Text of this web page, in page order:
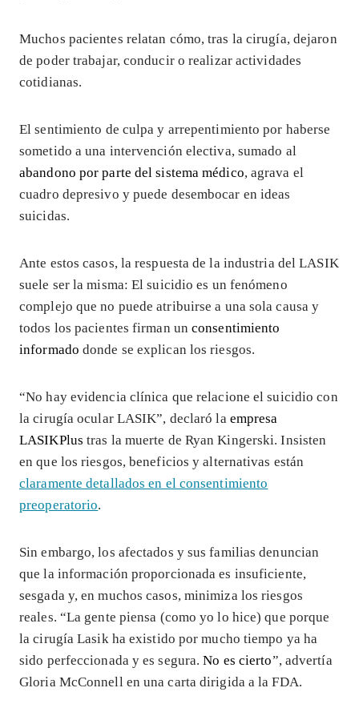
Muchos pacientes relatan cómo, tras la cirugía, dejaron
de poder trabajar, conducir o realizar actividades
cotidianas.
El sentimiento de culpa y arrepentimiento por haberse
sometido a una intervención electiva, sumado al
abandono por parte del sistema médico, agrava el
cuadro depresivo y puede desembocar en ideas
suicidas.
Ante estos casos, la respuesta de la industria del LASIK
suele ser la misma: El suicidio es un fenómeno
complejo que no puede atribuirse a una sola causa y
todos los pacientes firman unconsentimiento
informado donde se explican los riesgos.
“No hay evidencia clínica que relacione el suicidio con
la cirugía ocular LASIK”, declaró la empresa
LASIKPlus tras la muerte de Ryan Kingerski. Insisten
en que los riesgos, beneficios y alternativas están
claramente detallados en el consentimiento
preoperatorio.
Sin embargo, los afectados y sus familias denuncian
que la información proporcionada es insuficiente,
sesgada y, en muchos casos, minimiza los riesgos
reales. “La gente piensa (como yo lo hice) que porque
la cirugía Lasik ha existido por mucho tiempo ya ha
sido perfeccionada y es segura.No es cierto”, advertía
Gloria McConnell en una carta dirigida a la FDA.